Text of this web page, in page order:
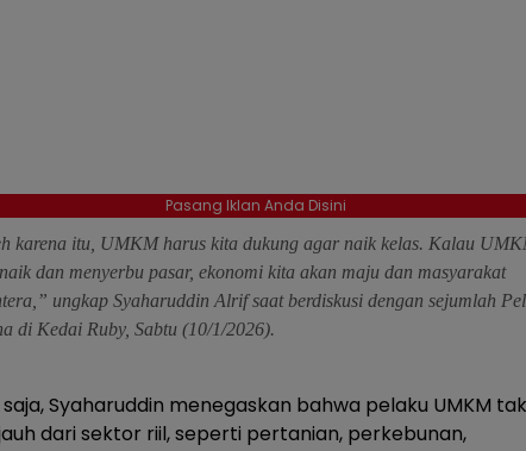
Pasang Iklan Anda Disini
karena itu, UMKM harus kita dukung agar naik kelas. Kalau
dan menyerbu pasar, ekonomi kita akan maju dan masyarakat
ungkap Syaharuddin Alrif saat berdiskusi dengan sejumlah
di Kedai Ruby, Sabtu (10/1/2026).
Syaharuddin menegaskan bahwa pelaku UMKM tak
dari sektor riil, seperti pertanian, perkebunan,